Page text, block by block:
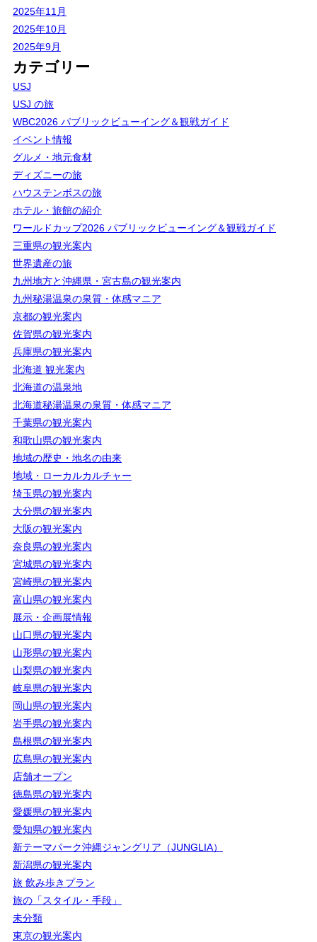
2025年11月
2025年10月
2025年9月
カテゴリー
USJ
USJ の旅
WBC2026 パブリックビューイング＆観戦ガイド
イベント情報
グルメ・地元食材
ディズニーの旅
ハウステンボスの旅
ホテル・旅館の紹介
ワールドカップ2026 パブリックビューイング＆観戦ガイド
三重県の観光案内
世界遺産の旅
九州地方と沖縄県・宮古島の観光案内
九州秘湯温泉の泉質・体感マニア
京都の観光案内
佐賀県の観光案内
兵庫県の観光案内
北海道 観光案内
北海道の温泉地
北海道秘湯温泉の泉質・体感マニア
千葉県の観光案内
和歌山県の観光案内
地域の歴史・地名の由来
地域・ローカルカルチャー
埼玉県の観光案内
大分県の観光案内
大阪の観光案内
奈良県の観光案内
宮城県の観光案内
宮崎県の観光案内
富山県の観光案内
展示・企画展情報
山口県の観光案内
山形県の観光案内
山梨県の観光案内
岐阜県の観光案内
岡山県の観光案内
岩手県の観光案内
島根県の観光案内
広島県の観光案内
店舗オープン
徳島県の観光案内
愛媛県の観光案内
愛知県の観光案内
新テーマパーク沖縄ジャングリア（JUNGLIA）
新潟県の観光案内
旅 飲み歩きプラン
旅の「スタイル・手段」
未分類
東京の観光案内